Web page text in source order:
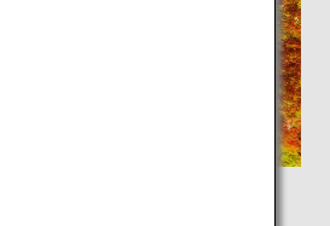
間拝観でライトアップも楽しめ